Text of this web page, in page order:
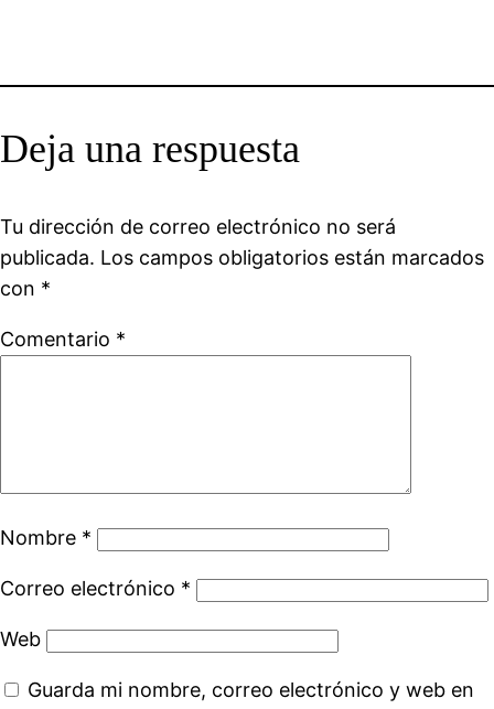
Deja una respuesta
Tu dirección de correo electrónico no será
publicada. Los campos obligatorios están marcados
con *
Comentario *
Nombre *
Correo electrónico *
Web
Guarda mi nombre, correo electrónico y web en